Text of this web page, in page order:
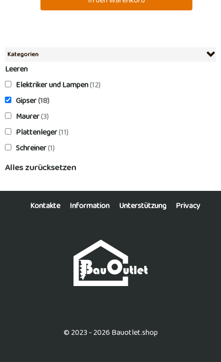
Kategorien
Leeren
Elektriker und Lampen(12)
Gipser(18)
Maurer(3)
Plattenleger(11)
Schreiner(1)
Alles zurücksetzen
Kontakte Information Unterstützung Privacy
© 2023 - 2026 Bauotlet.shop